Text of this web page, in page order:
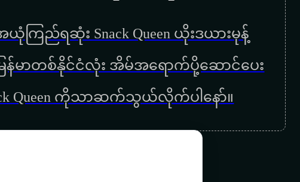
အမေ့အိမ်
မေမေ
ကြွေးဟောင်းဆပ်ခွင့်ပြုပါ
ကြည်ရဆုံး Snack Queen ယိုးဒယားမုန့်
မြန်မာတစ်နိုင်ငံလုံး အိမ်အရောက်ပို့ဆောင်ပေး
Queen ကိုသာဆက်သွယ်လိုက်ပါနော်။